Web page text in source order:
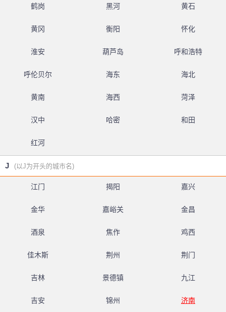
鹤岗 黑河 黄石
黄冈 衡阳 怀化
淮安 葫芦岛 呼和浩特
呼伦贝尔 海东 海北
黄南 海西 菏泽
汉中 哈密 和田
红河
J (以J为开头的城市名)
江门 揭阳 嘉兴
金华 嘉峪关 金昌
酒泉 焦作 鸡西
佳木斯 荆州 荆门
吉林 景德镇 九江
吉安 锦州 济南